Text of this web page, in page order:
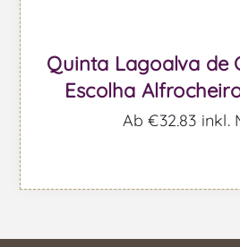
Quinta Lagoalva de
Escolha
Ab €32,83 inkl.